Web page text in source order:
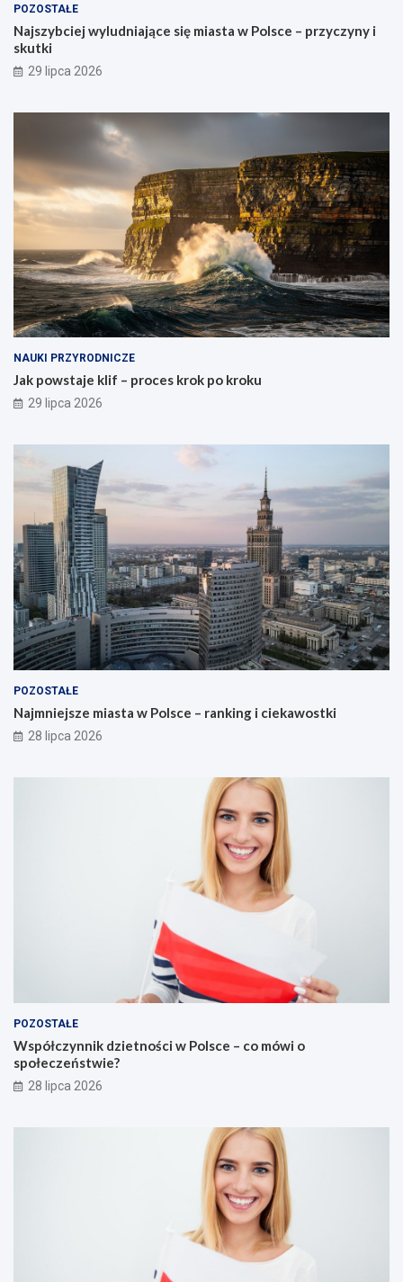
POZOSTAŁE
Najszybciej wyludniające się miasta w Polsce – przyczyny i
skutki
29 lipca 2026
NAUKI PRZYRODNICZE
Jak powstaje klif – proces krok po kroku
29 lipca 2026
POZOSTAŁE
Najmniejsze miasta w Polsce – ranking i ciekawostki
28 lipca 2026
POZOSTAŁE
Współczynnik dzietności w Polsce – co mówi o
społeczeństwie?
28 lipca 2026